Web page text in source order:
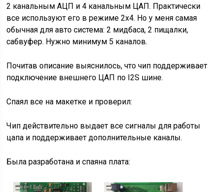
2 канальным АЦП и 4 канальным ЦАП. Практически
все используют его в режиме 2х4. Но у меня самая
обычная для авто система: 2 мидбаса, 2 пищалки,
сабвуфер. Нужно минимум 5 каналов.
Почитав описание выяснилось, что чип поддерживает
подключение внешнего ЦАП по I2S шине.
Спаял все на макетке и проверил:
Чип действительно выдает все сигналы для работы
цапа и поддерживает дополнительные каналы.
Была разработана и спаяна плата: